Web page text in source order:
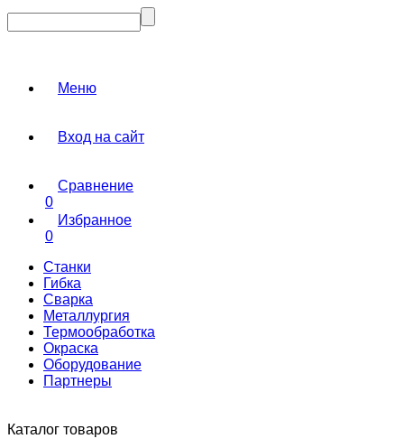
Меню
Вход на сайт
Сравнение
0
Избранное
0
Станки
Гибка
Сварка
Металлургия
Термообработка
Окраска
Оборудование
Партнеры
Каталог товаров